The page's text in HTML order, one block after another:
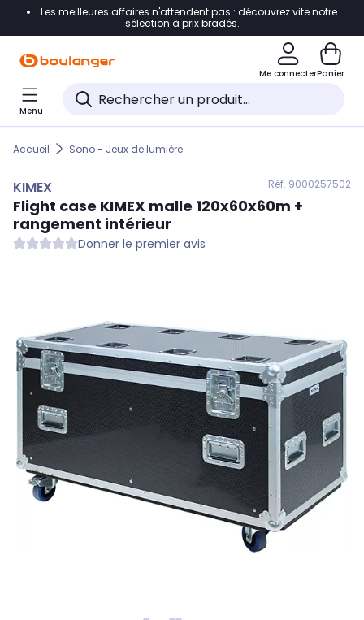
Accéder directement à la navigation
Accéder directement au pied de page
Accéder directement au chatbot
Les meilleures affaires n'attendent pas : découvrez vite notre
sélection à prix bradés.
Me connecterPanier
Menu
Accueil Sono - Jeux de lumière
KIMEX Réf. 9000257502
Flight case KIMEX malle 120x60x60m +
rangement intérieur
Donner le premier avis